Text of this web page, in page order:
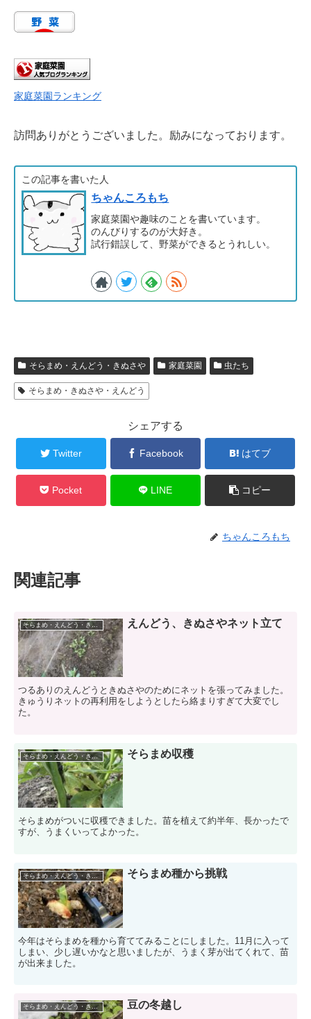
家庭菜園ランキング
訪問ありがとうございました。励みになっております。
この記事を書いた人
ちゃんころもち
家庭菜園や趣味のことを書いています。
のんびりするのが大好き。
試行錯誤して、野菜ができるとうれしい。
そらまめ・えんどう・きぬさや 家庭菜園 虫たち
そらまめ・きぬさや・えんどう
シェアする
Twitter Facebook はてブ
Pocket LINE コピー
ちゃんころもち
関連記事
そらまめ・えんどう・きぬさや えんどう、きぬさやネット立て
つるありのえんどうときぬさやのためにネットを張ってみました。
きゅうりネットの再利用をしようとしたら絡まりすぎて大変でし
た。
そらまめ・えんどう・きぬさや そらまめ収穫
そらまめがついに収穫できました。苗を植えて約半年、長かったで
すが、うまくいってよかった。
そらまめ・えんどう・きぬさや そらまめ種から挑戦
今年はそらまめを種から育ててみることにしました。11月に入って
しまい、少し遅いかなと思いましたが、うまく芽が出てくれて、苗
が出来ました。
そらまめ・えんどう・きぬさや 豆の冬越し